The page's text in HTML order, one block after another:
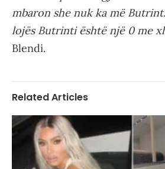
mbaron she nuk ka më
lojës Butrinti është një 0 me
Blendi.
Related Articles